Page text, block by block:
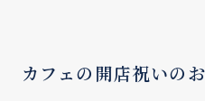
カフェの開店祝いの